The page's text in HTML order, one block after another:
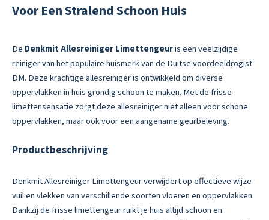
Voor Een Stralend Schoon Huis
De Denkmit Allesreiniger Limettengeuris een veelzijdige
reiniger van het populaire huismerk van de Duitse voordeeldrogist
DM. Deze krachtige allesreiniger is ontwikkeld om diverse
oppervlakken in huis grondig schoon te maken. Met de frisse
limettensensatie zorgt deze allesreiniger niet alleen voor schone
oppervlakken, maar ook voor een aangename geurbeleving.
Productbeschrijving
Denkmit Allesreiniger Limettengeur verwijdert op effectieve wijze
vuil en vlekken van verschillende soorten vloeren en oppervlakken.
Dankzij de frisse limettengeur ruikt je huis altijd schoon en